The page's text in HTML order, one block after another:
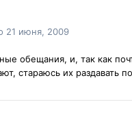
21 июня, 2009
обещания, и, так как
стараюсь их раздавать